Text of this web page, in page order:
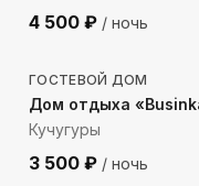
4 500 ₽ / ночь
230м до моря
ГОСТЕВОЙ ДОМ
Дом отдыха
Кучугуры
3 500 ₽ / ночь
236м до моря